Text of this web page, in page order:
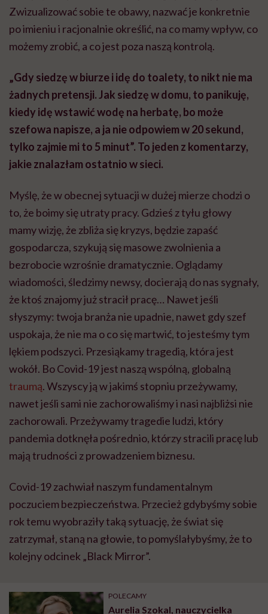
Zwizualizować sobie te obawy, nazwać je konkretnie
po imieniu i racjonalnie określić, na co mamy wpływ, co
możemy zrobić, a co jest poza naszą kontrolą.
„Gdy siedzę w biurze i idę do toalety, to nikt nie ma
żadnych pretensji. Jak siedzę w domu, to panikuję,
kiedy idę wstawić wodę na herbatę, bo może
szefowa napisze, a ja nie odpowiem w 20 sekund,
tylko zajmie mi to 5 minut”. To jeden z komentarzy,
jakie znalazłam ostatnio w sieci.
Myślę, że w obecnej sytuacji w dużej mierze chodzi o
to, że boimy się utraty pracy. Gdzieś z tyłu głowy
mamy wizję, że zbliża się kryzys, będzie zapaść
gospodarcza, szykują się masowe zwolnienia a
bezrobocie wzrośnie dramatycznie. Oglądamy
wiadomości, śledzimy newsy, docierają do nas sygnały,
że ktoś znajomy już stracił pracę… Nawet jeśli
słyszymy: twoja branża nie upadnie, nawet gdy szef
uspokaja, że nie ma o co się martwić, to jesteśmy tym
lękiem podszyci. Przesiąkamy tragedią, która jest
wokół. Bo Covid-19 jest naszą wspólną, globalną
traumą. Wszyscy ją w jakimś stopniu przeżywamy,
nawet jeśli sami nie zachorowaliśmy i nasi najbliżsi nie
zachorowali. Przeżywamy tragedie ludzi, który
pandemia dotknęła pośrednio, którzy stracili pracę lub
mają trudności z prowadzeniem biznesu.
Covid-19 zachwiał naszym fundamentalnym
poczuciem bezpieczeństwa. Przecież gdybyśmy sobie
rok temu wyobraziły taką sytuację, że świat się
zatrzymał, staną na głowie, to pomyślałybyśmy, że to
kolejny odcinek „Black Mirror”.
POLECAMY
Aurelia Szokal, nauczycielka